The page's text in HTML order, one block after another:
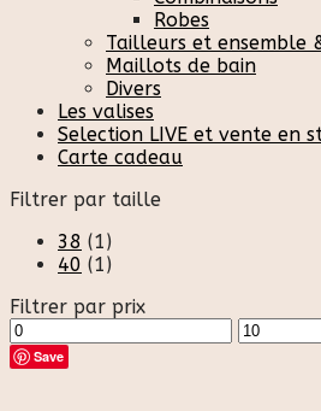
Robes
Tailleurs et ensemble
Maillots de bain
Divers
Les valises
Selection LIVE et vente en
Carte cadeau
Filtrer par taille
38 (1)
40 (1)
Filtrer par prix
Prix
min
Prix
max
Save